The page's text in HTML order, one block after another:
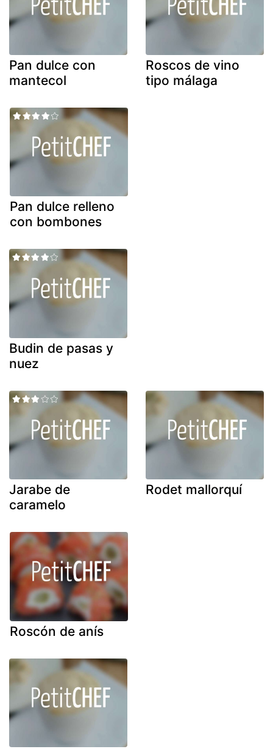
Pan dulce con
mantecol
Roscos de vino
tipo málaga
Pan dulce relleno
con bombones
Budin de pasas y
nuez
Jarabe de
caramelo
Rodet mallorquí
Roscón de anís